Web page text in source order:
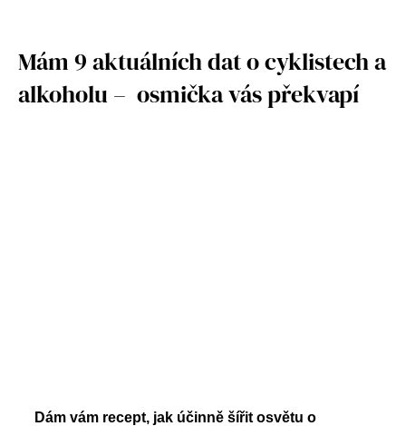
Mám 9 aktuálních dat o cyklistech a
alkoholu – osmička vás překvapí
Dám vám recept, jak účinně šířit osvětu o